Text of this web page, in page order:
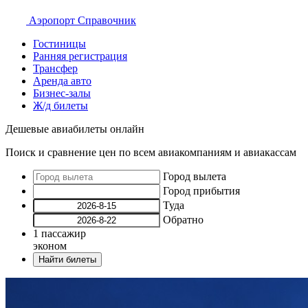
Аэропорт Справочник
Гостиницы
Ранняя регистрация
Трансфер
Аренда авто
Бизнес-залы
Ж/д билеты
Дешевые авиабилеты онлайн
Поиск и сравнение цен по всем авиакомпаниям и авиакассам
Город вылета
Город прибытия
Туда
Обратно
1 пассажир
эконом
Найти билеты